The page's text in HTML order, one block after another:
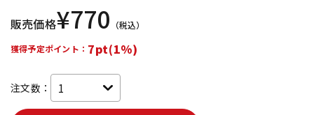
販売価格¥770 （税込）
獲得予定ポイント： 7pt(1%)
注文数：